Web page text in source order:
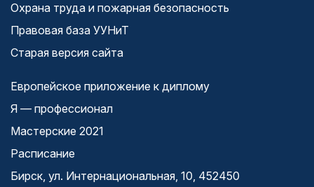
Охрана труда и пожарная безопасность
Правовая база УУНиТ
Старая версия сайта
Европейское приложение к диплому
Я — профессионал
Мастерские 2021
Расписание
Бирск, ул. Интернациональная, 10, 452450